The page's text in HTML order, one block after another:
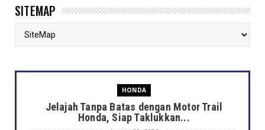
SITEMAP
HONDA
Jelajah Tanpa Batas dengan Motor Trail
Honda, Siap Taklukkan...